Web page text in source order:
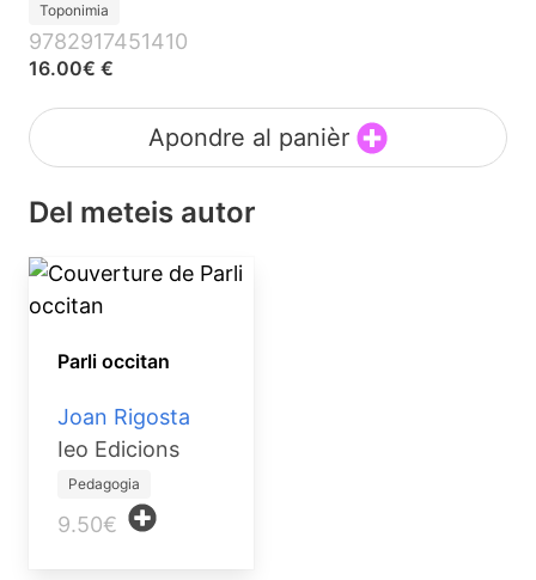
Toponimia
9782917451410
16.00€ €
Apondre al panièr
Del meteis autor
Parli occitan
Joan Rigosta
Ieo Edicions
Pedagogia
9.50€